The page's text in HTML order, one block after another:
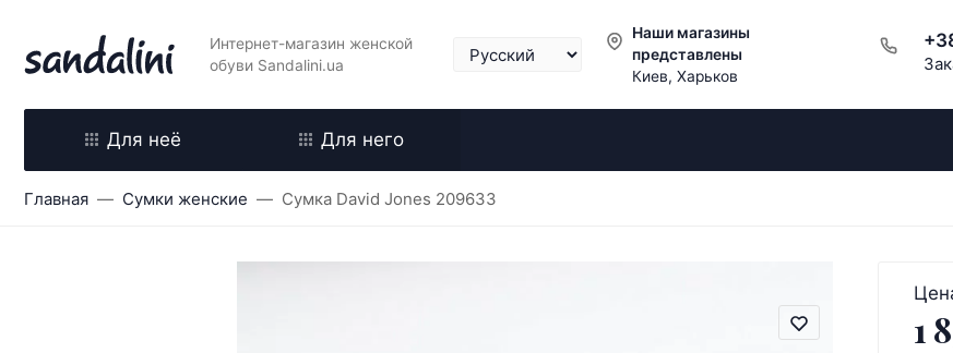
Интернет-магазин женской
обуви Sandalini.ua
Наши магазины
представлены
Киев, Харьков
Для неё Для него
Главная Сумки женские Сумка David Jones 209633
1